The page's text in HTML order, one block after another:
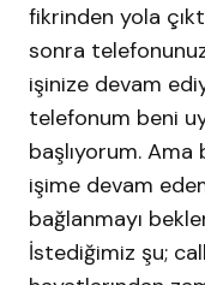
fikrinden yola
sonra
işinize devam
telefonum beni
başlıyorum. Ama
işime devam
bağlanmayı
İstediğimiz şu;